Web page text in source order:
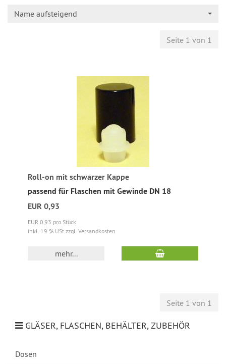
Name aufsteigend
Seite 1 von 1
Roll-on mit schwarzer Kappe
passend für Flaschen mit Gewinde DN 18
EUR 0,93
EUR 0,93 pro Stück
inkl. 19 % USt zzgl. Versandkosten
mehr...
Seite 1 von 1
GLÄSER, FLASCHEN, BEHÄLTER, ZUBEHÖR
Dosen